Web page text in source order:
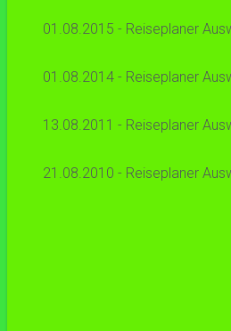
01.08.2015 - Reiseplaner
01.08.2014 - Reiseplaner
13.08.2011 - Reiseplaner
21.08.2010 - Reiseplaner